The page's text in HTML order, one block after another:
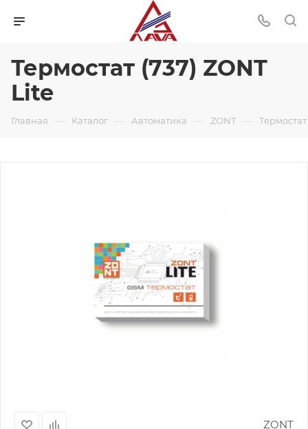
Термостат (737) ZONT
Lite
Главная — Каталог — Автоматика — ZONT —
ZONT